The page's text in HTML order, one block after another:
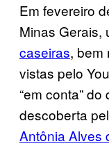
Em fevereiro
Minas Gerais,
caseiras, bem
vistas pelo
“em conta”
descoberta
Antônia Alves